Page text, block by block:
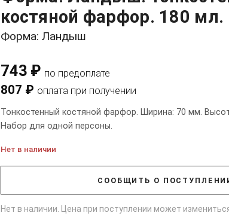
костяной фарфор. 180 мл.
Форма: Ландыш
743 ₽ по предоплате
807 ₽ оплата при получении
Тонкостенный костяной фарфор. Ширина: 70 мм.
Набор для одной персоны.
Нет в наличии
СООБЩИТЬ О
Нет в наличии. Цена при поступлении может